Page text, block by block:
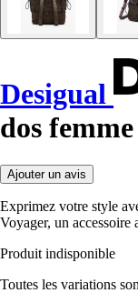
Desigual
dos
Ajouter un avis
Exprimez votre style
Voyager, un
Produit indisponible
Toutes les variations